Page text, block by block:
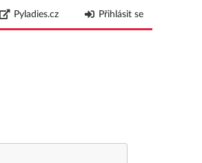
Pyladies.cz Přihlásit se